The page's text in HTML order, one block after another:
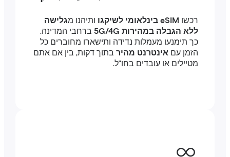
eSIM בינלאומי לשיקגו ותיהנו מגלישה
ללא הגבלה במהירות 5G/4G
ברחבי המדינה.
כך תימנעו מעמלות נדידה ותישארו מחוברים כל
הזמן עםאינטרנט מהיר בתוך דקות, בין אם אתם
מטיילים או עובדים בחו"ל.